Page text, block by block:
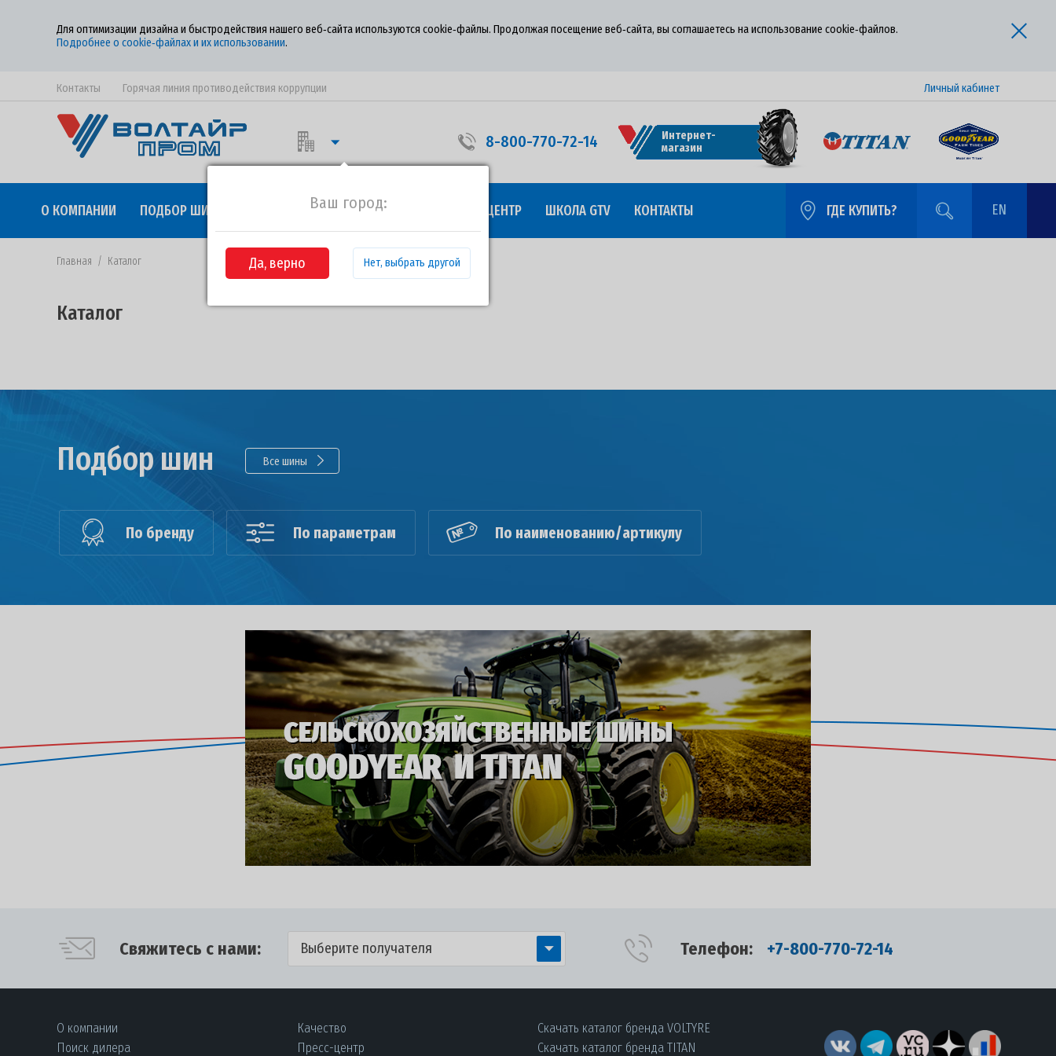
Для оптимизации дизайна и быстродействия нашего веб‑сайта используются cookie‑файлы. Продолжая посещение веб‑сайта, вы соглашаетесь на использование cookie‑файлов.
Подробнее о cookie‑файлах и их использовании.
Контакты Горячая линия противодействия коррупции Личный кабинет
Ваш город:
Да, верно Нет, выбрать другой
8-800-770-72-14
Интернет-
магазин
О КОМПАНИИ ПОДБОР ШИН СОТРУДНИЧЕСТВО ПРЕСС-ЦЕНТР ШКОЛА GTV КОНТАКТЫ ГДЕ КУПИТЬ? EN
Главная / Каталог
Каталог
Подбор шин Все шины
По бренду По параметрам По наименованию/артикулу
Свяжитесь с нами: Выберите получателя Телефон: +7-800-770-72-14
О компании
Поиск дилера
Качество
Пресс-центр
Скачать каталог бренда VOLTYRE
Скачать каталог бренда TITAN